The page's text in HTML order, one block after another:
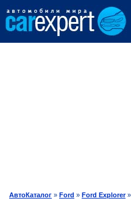
АвтоКаталог » Ford » Ford Explorer»